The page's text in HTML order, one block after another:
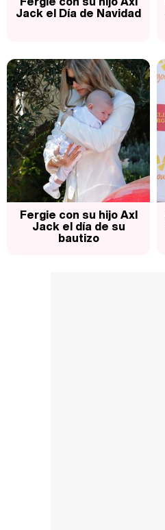
Jack el Día de Navidad
Fergie con su hijo Axl
Jack el día de su
bautizo